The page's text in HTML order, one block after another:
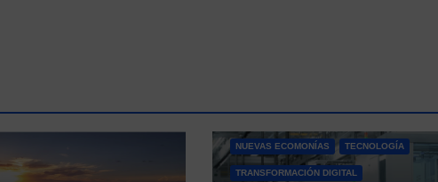
NUEVAS ECOMONÍAS TECNOLOGÍA
TRANSFORMACIÓN DIGITAL